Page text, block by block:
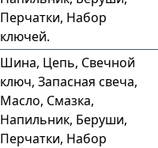
Перчатки, Набор
ключей.
Шина, Цепь, Свечной
ключ, Запасная свеча,
Масло, Смазка,
Напильник, Беруши,
Перчатки, Набор